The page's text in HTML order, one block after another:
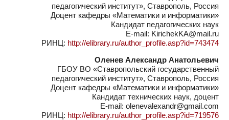
педагогический институт», Ставрополь, Россия
Доцент кафедры «Математики и информатики»
Кандидат педагогических наук
E-mail: KirichekKA@mail.ru
РИНЦ: http://elibrary.ru/author_profile.asp?id=743474
Оленев Александр Анатольевич
ГБОУ ВО «Ставропольский государственный
педагогический институт», Ставрополь, Россия
Доцент кафедры «Математики и информатики»
Кандидат технических наук, доцент
E-mail: olenevalexandr@gmail.com
РИНЦ: http://elibrary.ru/author_profile.asp?id=719576